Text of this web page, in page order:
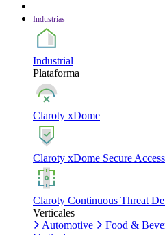
Industrias
Industrial
Plataforma
Claroty xDome
Claroty xDome Secure Access
Claroty Continuous Threat
Verticales
Automotive
Food &